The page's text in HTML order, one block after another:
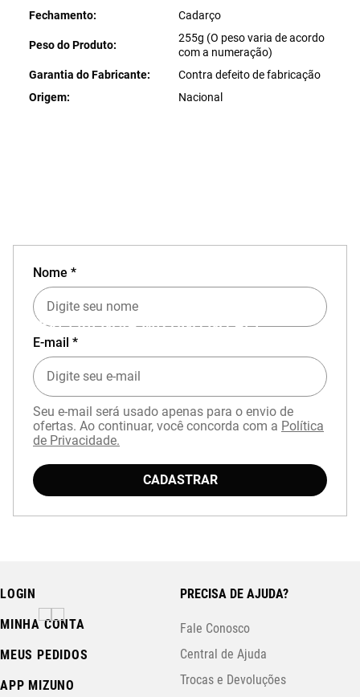
Fechamento
Cadarço
Peso do Produto
255g (O peso varia de acordo
com a numeração)
Garantia do Fabricante
Contra defeito de fabricação
Origem
Nacional
EXPERIÊNCIA MIZUNO NO APP
Baixe o aplicativo Mizuno e garanta15% OFF
APP15.
Nome *
E-mail *
Seu e-mail será usado apenas para o envio de
ofertas. Ao continuar, você concorda com a Política
de Privacidade.
CADASTRAR
LOGIN
MINHA CONTA
MEUS PEDIDOS
APP MIZUNO
PRECISA DE AJUDA?
Fale Conosco
Central de Ajuda
Trocas e Devoluções